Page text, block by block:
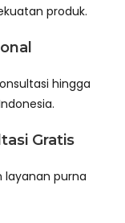
produk.
hingga
Gratis
layanan purna